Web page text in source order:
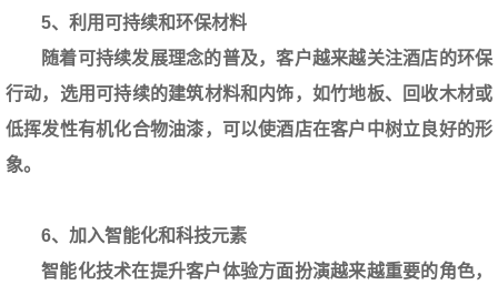
5、利用可持续和环保材料
随着可持续发展理念的普及，客户越来越关注酒店的环保
行动，选用可持续的建筑材料和内饰，如竹地板、回收木材或
低挥发性有机化合物油漆，可以使酒店在客户中树立良好的形
象。
6、加入智能化和科技元素
智能化技术在提升客户体验方面扮演越来越重要的角色，